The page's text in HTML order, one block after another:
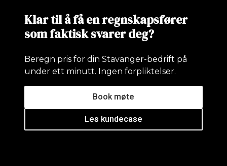
Klar til å få en regnskapsfører
som faktisk svarer deg?
Beregn pris for din Stavanger-bedrift på
under ett minutt. Ingen forpliktelser.
Book møte
Les kundecase